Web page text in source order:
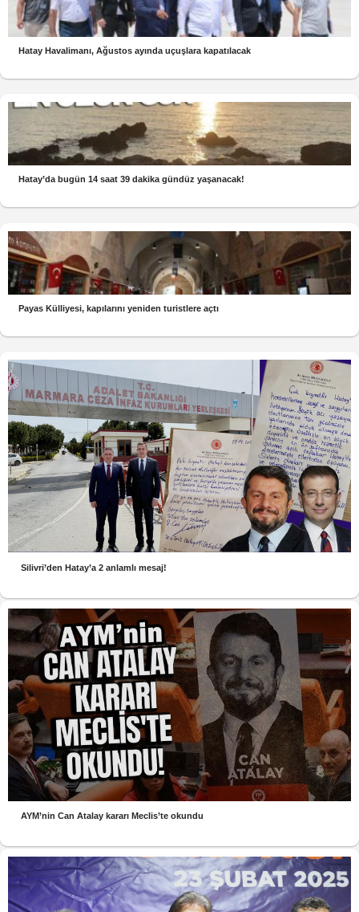
Hatay Havalimanı, Ağustos ayında uçuşlara kapatılacak
Hatay’da bugün 14 saat 39 dakika gündüz yaşanacak!
Payas Külliyesi, kapılarını yeniden turistlere açtı
Silivri’den Hatay’a 2 anlamlı mesaj!
AYM’nin Can Atalay kararı Meclis’te okundu